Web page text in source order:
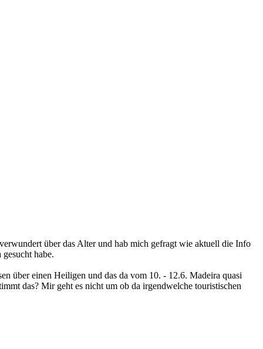
über das Alter und hab mich gefragt wie aktuell die Info
habe.
über einen Heiligen und das da vom 10. - 12.6. Madeira quasi
das? Mir geht es nicht um ob da irgendwelche touristischen